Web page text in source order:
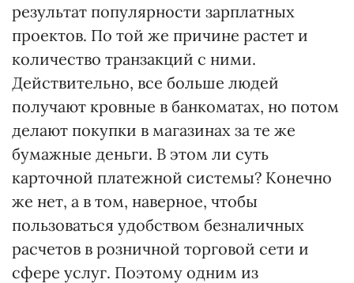
результат популярности зарплатных
проектов. По той же причине растет и
количество транзакций с ними.
Действительно, все больше людей
получают кровные в банкоматах, но потом
делают покупки в магазинах за те же
бумажные деньги. В этом ли суть
карточной платежной системы? Конечно
же нет, а в том, наверное, чтобы
пользоваться удобством безналичных
расчетов в розничной торговой сети и
сфере услуг. Поэтому одним из